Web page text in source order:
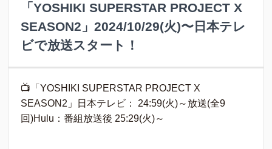
「YOSHIKI SUPERSTAR PROJECT X
SEASON2」2024/10/29(火)〜日本テレ
ビで放送スタート！
📺「YOSHIKI SUPERSTAR PROJECT X
SEASON2」日本テレビ： 24:59(火)～放送(全9
回)Hulu：番組放送後 25:29(火)～